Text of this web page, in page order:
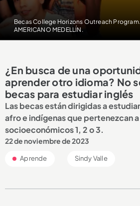
Becas College Horizons Outreach
AMERICANO MEDELLÍN.
¿En busca de una
aprender otro idioma? No
becas para estudiar inglés
Las becas están dirigidas a
afro e indígenas que pertenezcan
socioeconómicos 1, 2 o 3.
22 de noviembre de 2023
Aprende Sindy Valle